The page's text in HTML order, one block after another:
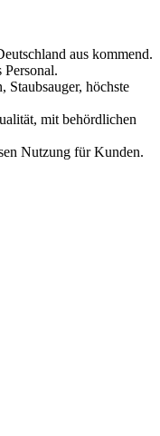
aus kommend.
Staubsauger, höchste
mit behördlichen
Nutzung für Kunden.